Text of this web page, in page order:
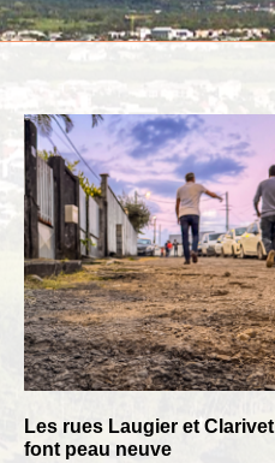
Les rues Laugier et Clarivet
font peau neuve